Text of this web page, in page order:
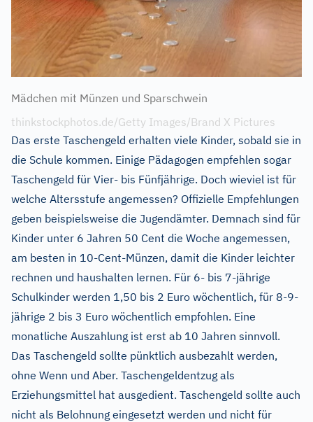
Mädchen mit Münzen und Sparschwein
thinkstockphotos.de/Getty Images/Brand X Pictures
Das erste Taschengeld erhalten viele Kinder, sobald sie in
die Schule kommen. Einige Pädagogen empfehlen sogar
Taschengeld für Vier- bis Fünfjährige. Doch wieviel ist für
welche Altersstufe angemessen? Offizielle Empfehlungen
geben beispielsweise die Jugendämter. Demnach sind für
Kinder unter 6 Jahren 50 Cent die Woche angemessen,
am besten in 10-Cent-Münzen, damit die Kinder leichter
rechnen und haushalten lernen. Für 6- bis 7-jährige
Schulkinder werden 1,50 bis 2 Euro wöchentlich, für 8-9-
jährige 2 bis 3 Euro wöchentlich empfohlen. Eine
monatliche Auszahlung ist erst ab 10 Jahren sinnvoll.
Das Taschengeld sollte pünktlich ausbezahlt werden,
ohne Wenn und Aber. Taschengeldentzug als
Erziehungsmittel hat ausgedient. Taschengeld sollte auch
nicht als Belohnung eingesetzt werden und nicht für